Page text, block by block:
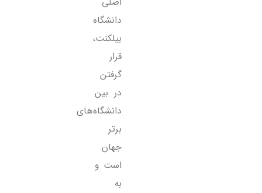
دانشگاه
بیلکنت،
قرار
گرفتن
در بین
دانشگاه‌های
برتر
جهان
است و
به